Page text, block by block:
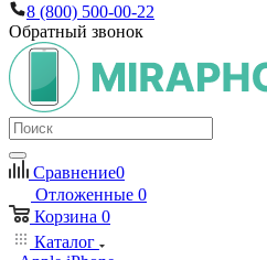
8 (800) 500-00-22
Обратный звонок
Сравнение0
Отложенные 0
Корзина 0
Каталог